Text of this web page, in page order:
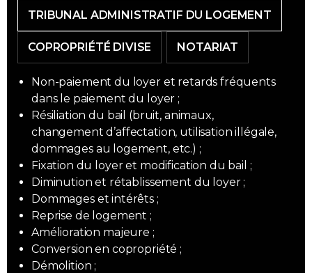
TRIBUNAL ADMINISTRATIF DU LOGEMENT
COPROPRIÉTÉ DIVISE NOTARIAT
Non-paiement du loyer et retards fréquents
dans le paiement du loyer ;
Résiliation du bail (bruit, animaux,
changement d’affectation, utilisation illégale,
dommages au logement, etc.) ;
Fixation du loyer et modification du bail ;
Diminution et rétablissement du loyer ;
Dommages et intérêts ;
Reprise de logement ;
Amélioration majeure ;
Conversion en copropriété ;
Démolition ;
Recouvrement de frais de condominium ou
de cotisations diverses ;
Injonction visant à faire respecter la
déclaration de copropriété ;
Hypothèque légale ;
Action hypothécaire.
Mandat d'inaptitude ;